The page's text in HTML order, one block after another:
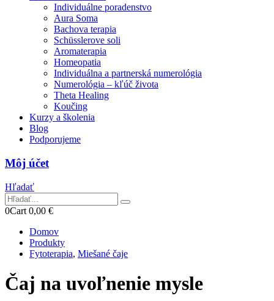
Individuálne poradenstvo
Aura Soma
Bachova terapia
Schüsslerove soli
Aromaterapia
Homeopatia
Individuálna a partnerská numerológia
Numerológia – kľúč života
Theta Healing
Koučing
Kurzy a školenia
Blog
Podporujeme
Môj účet
Hľadať
0Cart 0,00 €
Domov
Produkty
Fytoterapia, Miešané čaje
Čaj na uvoľnenie mysle